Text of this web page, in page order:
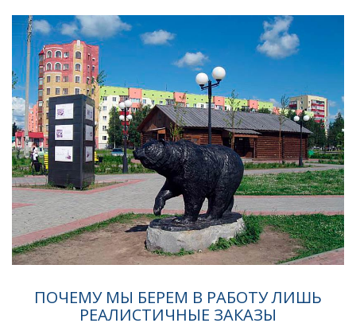
ПОЧЕМУ МЫ БЕРЕМ В РАБОТУ ЛИШЬ
РЕАЛИСТИЧНЫЕ ЗАКАЗЫ